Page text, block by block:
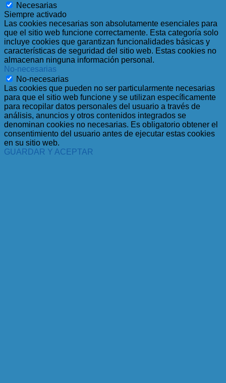
Necesarias
Siempre activado
Las cookies necesarias son absolutamente esenciales para
que el sitio web funcione correctamente. Esta categoría solo
incluye cookies que garantizan funcionalidades básicas y
características de seguridad del sitio web. Estas cookies no
almacenan ninguna información personal.
No-necesarias
No-necesarias
Las cookies que pueden no ser particularmente necesarias
para que el sitio web funcione y se utilizan específicamente
para recopilar datos personales del usuario a través de
análisis, anuncios y otros contenidos integrados se
denominan cookies no necesarias. Es obligatorio obtener el
consentimiento del usuario antes de ejecutar estas cookies
en su sitio web.
GUARDAR Y ACEPTAR